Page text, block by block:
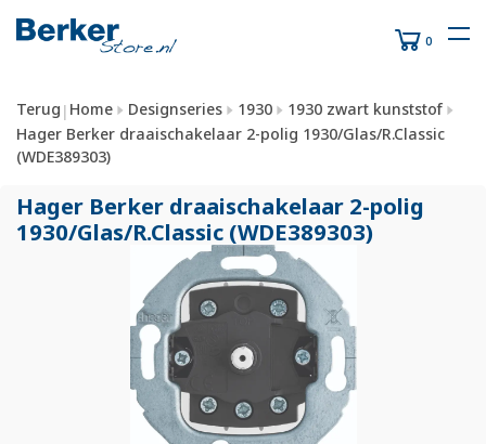
0
Terug | Home Designseries 1930
1930 zwart kunststof
Hager Berker draaischakelaar 2-polig 1930/Glas/R.Classic
(WDE389303)
Hager Berker draaischakelaar 2-polig
1930/Glas/R.Classic (WDE389303)